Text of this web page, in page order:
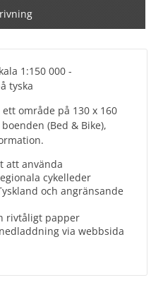
1:150 000 -
tyska
område på 130 x 160
(Bed & Bike),
att använda
cykelleder
och angränsande
rivtåligt papper
via webbsida